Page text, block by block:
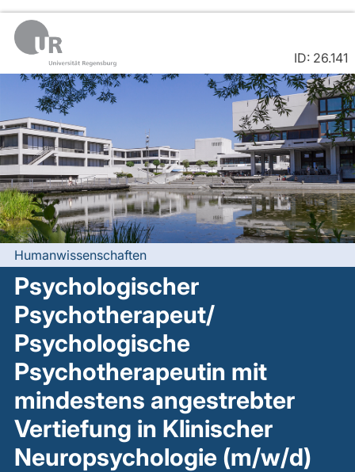
ID: 26.141
Humanwissenschaften
Psychologischer
Psychotherapeut/
Psychologische
Psychotherapeutin mit
mindestens angestrebter
Vertiefung in Klinischer
Neuropsychologie (m/w/d)